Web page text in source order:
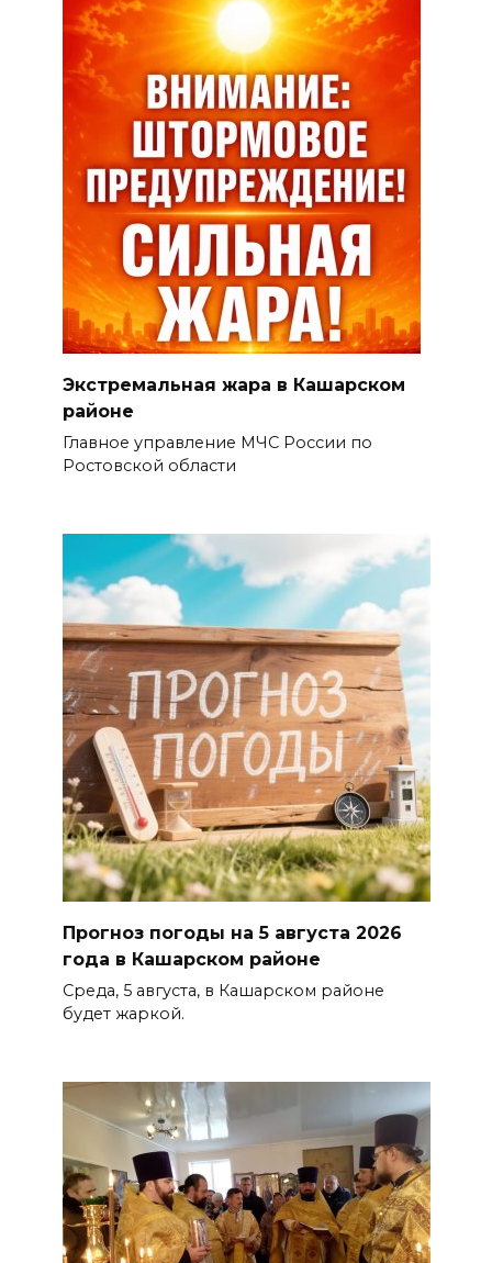
Экстремальная жара в Кашарском
районе
Главное управление МЧС России по
Ростовской области
Прогноз погоды на 5 августа 2026
года в Кашарском районе
Среда, 5 августа, в Кашарском районе
будет жаркой.